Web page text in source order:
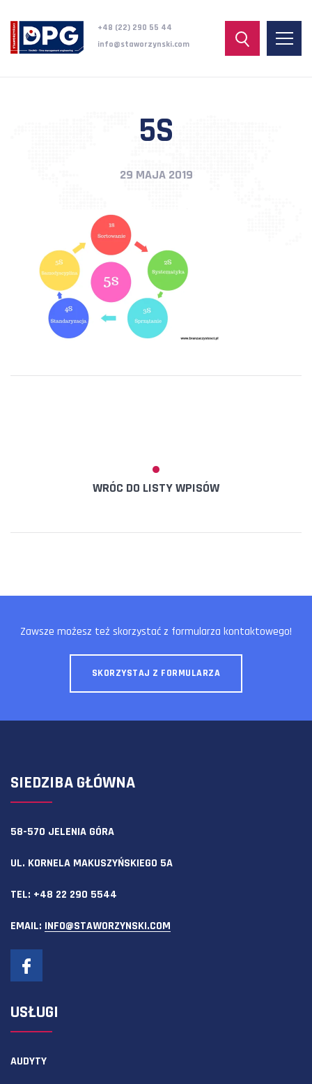
+48 (22) 290 55 44
info@staworzynski.com
5S
29 MAJA 2019
WRÓC DO LISTY WPISÓW
Zawsze możesz też skorzystać z formularza kontaktowego!
SKORZYSTAJ Z FORMULARZA
SIEDZIBA GŁÓWNA
58-570 JELENIA GÓRA
UL. KORNELA MAKUSZYŃSKIEGO 5A
TEL: +48 22 290 5544
EMAIL: INFO@STAWORZYNSKI.COM
USŁUGI
AUDYTY